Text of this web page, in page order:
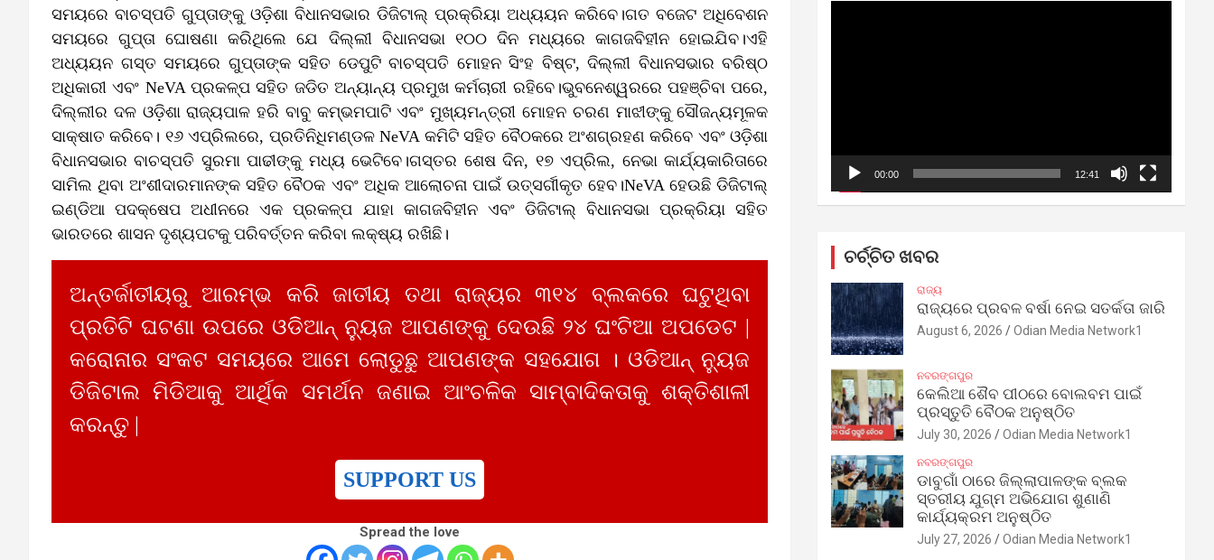
ସମୟରେ ବାଚସ୍ପତି ଗୁପ୍ତାଙ୍କୁ ଓଡ଼ିଶା ବିଧାନସଭାର ଡିଜିଟାଲ୍ ପ୍ରକ୍ରିୟା ଅଧ୍ୟୟନ କରିବେ।ଗତ ବଜେଟ ଅଧିବେଶନ
ସମୟରେ ଗୁପ୍ତା ଘୋଷଣା କରିଥିଲେ ଯେ ଦିଲ୍ଲୀ ବିଧାନସଭା ୧୦୦ ଦିନ ମଧ୍ୟରେ କାଗଜବିହୀନ ହୋଇଯିବ।ଏହି
ଅଧ୍ୟୟନ ଗସ୍ତ ସମୟରେ ଗୁପ୍ତାଙ୍କ ସହିତ ଡେପୁଟି ବାଚସ୍ପତି ମୋହନ ସିଂହ ବିଷ୍ଟ, ଦିଲ୍ଲୀ ବିଧାନସଭାର ବରିଷ୍ଠ
ଅଧିକାରୀ ଏବଂ NeVA ପ୍ରକଳ୍ପ ସହିତ ଜଡିତ ଅନ୍ୟାନ୍ୟ ପ୍ରମୁଖ କର୍ମଚାରୀ ରହିବେ।ଭୁବନେଶ୍ୱରରେ ପହଞ୍ଚିବା ପରେ,
ଦିଲ୍ଲୀର ଦଳ ଓଡ଼ିଶା ରାଜ୍ୟପାଳ ହରି ବାବୁ କମ୍ଭମପାଟି ଏବଂ ମୁଖ୍ୟମନ୍ତ୍ରୀ ମୋହନ ଚରଣ ମାଝୀଙ୍କୁ ସୌଜନ୍ୟମୂଳକ
ସାକ୍ଷାତ କରିବେ। ୧୬ ଏପ୍ରିଲରେ, ପ୍ରତିନିଧିମଣ୍ଡଳ NeVA କମିଟି ସହିତ ବୈଠକରେ ଅଂଶଗ୍ରହଣ କରିବେ ଏବଂ ଓଡ଼ିଶା
ବିଧାନସଭାର ବାଚସ୍ପତି ସୁରମା ପାଢୀଙ୍କୁ ମଧ୍ୟ ଭେଟିବେ।ଗସ୍ତର ଶେଷ ଦିନ, ୧୭ ଏପ୍ରିଲ, ନେଭା କାର୍ଯ୍ୟକାରିତାରେ
ସାମିଲ ଥିବା ଅଂଶୀଦାରମାନଙ୍କ ସହିତ ବୈଠକ ଏବଂ ଅଧିକ ଆଲୋଚନା ପାଇଁ ଉତ୍ସର୍ଗୀକୃତ ହେବ।NeVA ହେଉଛି ଡିଜିଟାଲ୍
ଇଣ୍ଡିଆ ପଦକ୍ଷେପ ଅଧୀନରେ ଏକ ପ୍ରକଳ୍ପ ଯାହା କାଗଜବିହୀନ ଏବଂ ଡିଜିଟାଲ୍ ବିଧାନସଭା ପ୍ରକ୍ରିୟା ସହିତ
ଭାରତରେ ଶାସନ ଦୃଶ୍ୟପଟକୁ ପରିବର୍ତ୍ତନ କରିବା ଲକ୍ଷ୍ୟ ରଖିଛି।
ଅନ୍ତର୍ଜାତୀୟରୁ ଆରମ୍ଭ କରି ଜାତୀୟ ତଥା ରାଜ୍ୟର ୩୧୪ ବ୍ଲକରେ ଘଟୁଥିବା
ପ୍ରତିଟି ଘଟଣା ଉପରେ ଓଡିଆନ୍ ନ୍ୟୁଜ ଆପଣଙ୍କୁ ଦେଉଛି ୨୪ ଘଂଟିଆ ଅପଡେଟ |
କରୋନାର ସଂକଟ ସମୟରେ ଆମେ ଲୋଡୁଛୁ ଆପଣଙ୍କ ସହଯୋଗ । ଓଡିଆନ୍ ନ୍ୟୁଜ
ଡିଜିଟାଲ ମିଡିଆକୁ ଆର୍ଥିକ ସମର୍ଥନ ଜଣାଇ ଆଂଚଳିକ ସାମ୍ବାଦିକତାକୁ ଶକ୍ତିଶାଳୀ
କରନ୍ତୁ |
SUPPORT US
Spread the love
00:00 12:41
ଚର୍ଚ୍ଚିତ ଖବର
ରାଜ୍ୟ
ରାଜ୍ୟରେ ପ୍ରବଳ ବର୍ଷା ନେଇ ସତର୍କତା ଜାରି
August 6, 2026 Odian Media Network1
ନବରଙ୍ଗପୁର
କେଲିଆ ଶୈବ ପୀଠରେ ବୋଲବମ ପାଇଁ
ପ୍ରସ୍ତୁତି ବୈଠକ ଅନୁଷ୍ଠିତ
July 30, 2026 Odian Media Network1
ନବରଙ୍ଗପୁର
ଡାବୁଗାଁ ଠାରେ ଜିଲ୍ଲାପାଳଙ୍କ ବ୍ଲକ
ସ୍ତରୀୟ ଯୁଗ୍ମ ଅଭିଯୋଗ ଶୁଣାଣି
କାର୍ଯ୍ୟକ୍ରମ ଅନୁଷ୍ଠିତ
July 27, 2026 Odian Media Network1